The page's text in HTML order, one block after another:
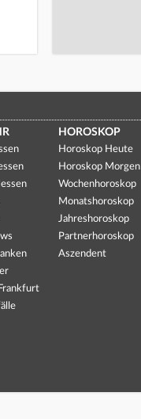
HOROSKOP
Horoskop Heute
Horoskop Morgen
Wochenhoroskop
Monatshoroskop
Jahreshoroskop
Partnerhoroskop
Aszendent